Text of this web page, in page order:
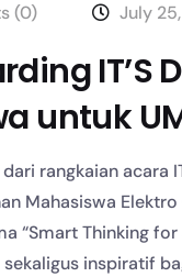
(0) July
IT’S
untuk
rangkaian acara
Mahasiswa
“Smart Thinking
inspiratif